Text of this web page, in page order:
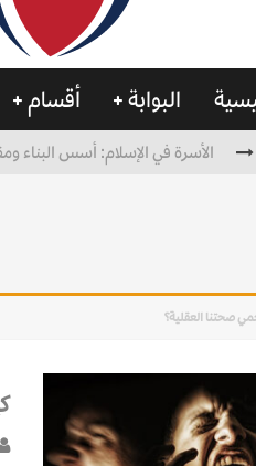
البوابة أقسام
الأسرة في الإسلام: أسس البناء
صحتنا العقلية؟